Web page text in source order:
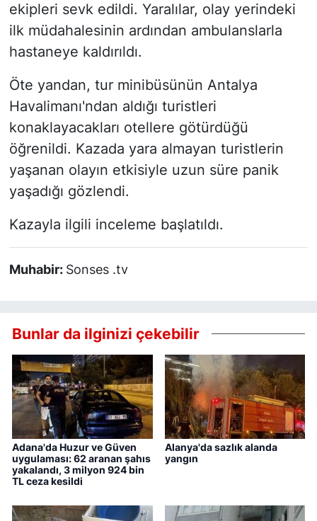
ekipleri sevk edildi. Yaralılar, olay yerindeki
ilk müdahalesinin ardından ambulanslarla
hastaneye kaldırıldı.
Öte yandan, tur minibüsünün Antalya
Havalimanı'ndan aldığı turistleri
konaklayacakları otellere götürdüğü
öğrenildi. Kazada yara almayan turistlerin
yaşanan olayın etkisiyle uzun süre panik
yaşadığı gözlendi.
Kazayla ilgili inceleme başlatıldı.
Muhabir: Sonses .tv
Bunlar da ilginizi çekebilir
Adana'da Huzur ve Güven
uygulaması: 62 aranan şahıs
yakalandı, 3 milyon 924 bin
TL ceza kesildi
Alanya'da sazlık alanda
yangın